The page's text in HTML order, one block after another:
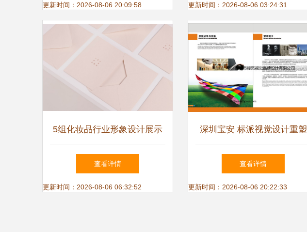
更新时间：2026-08-06 20:09:58 业新篇章
更新时间：2026-08-06 03:24:31
5组化妆品行业形象设计展示
企业形象策划的深度解析
查看详情
更新时间：2026-08-06 06:32:52
深圳宝安 标派视觉设计重塑
品牌形象，打造企业视觉新高
度
查看详情
更新时间：2026-08-06 20:22:33